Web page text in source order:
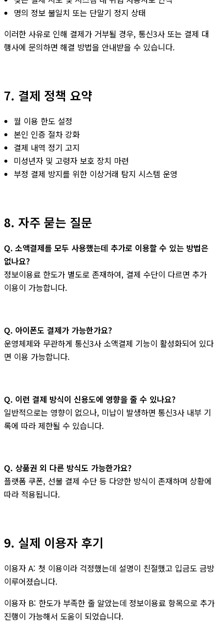
명의 정보 불일치 또는 단말기 정지 상태
이러한 사유로 인해 결제가 거부될 경우, 통신3사 또는 결제 대
행사에 문의하면 해결 방법을 안내받을 수 있습니다.
7. 결제 정책 요약
월 이용 한도 설정
본인 인증 절차 강화
결제 내역 정기 고지
미성년자 및 고령자 보호 장치 마련
부정 결제 방지를 위한 이상거래 탐지 시스템 운영
8. 자주 묻는 질문
Q. 소액결제를 모두 사용했는데 추가로 이용할 수 있는 방법은
없나요?
정보이용료 한도가 별도로 존재하여, 결제 수단이 다르면 추가
이용이 가능합니다.
Q. 아이폰도 결제가 가능한가요?
운영체제와 무관하게 통신3사 소액결제 기능이 활성화되어 있다
면 이용 가능합니다.
Q. 이런 결제 방식이 신용도에 영향을 줄 수 있나요?
일반적으로는 영향이 없으나, 미납이 발생하면 통신3사 내부 기
록에 따라 제한될 수 있습니다.
Q. 상품권 외 다른 방식도 가능한가요?
플랫폼 쿠폰, 선불 결제 수단 등 다양한 방식이 존재하며 상황에
따라 적용됩니다.
9. 실제 이용자 후기
이용자 A: 첫 이용이라 걱정했는데 설명이 친절했고 입금도 금방
이루어졌습니다.
이용자 B: 한도가 부족한 줄 알았는데 정보이용료 항목으로 추가
진행이 가능해서 도움이 되었습니다.